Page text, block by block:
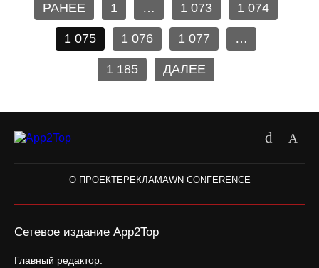
РАНЕЕ 1 … 1 073 1 074
1 075 1 076 1 077 …
1 185 ДАЛЕЕ
О ПРОЕКТЕРЕКЛАМАWN CONFERENCE
Сетевое издание App2Top
Главный редактор: